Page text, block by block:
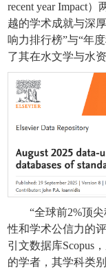
recent year Impact）
越的学术成就与深
响力排行榜”与“年
了其在水文学与水
“全球前2%顶
性和学术公信力的
引文数据库Scopus
的学者，其学科类